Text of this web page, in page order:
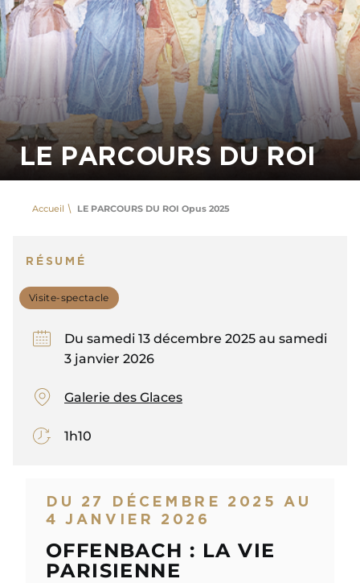
LE PARCOURS DU ROI
Accueil LE PARCOURS DU ROI Opus 2025
RÉSUMÉ
Visite-spectacle
Du samedi 13 décembre 2025 au samedi
3 janvier 2026
Galerie des Glaces
1h10
DU 27 DÉCEMBRE 2025 AU
4 JANVIER 2026
OFFENBACH : LA VIE
PARISIENNE